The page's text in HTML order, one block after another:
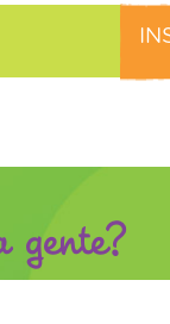
gente?